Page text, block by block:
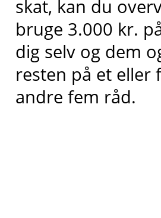
skat, kan du
bruge 3.000 kr.
dig selv og dem
resten på et eller
andre fem råd.